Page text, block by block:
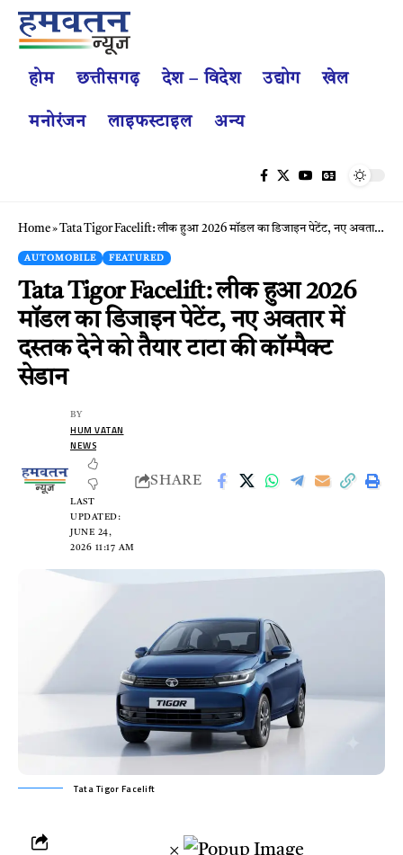
होम छत्तीसगढ़ देश – विदेश उद्योग खेल
मनोरंजन लाइफस्टाइल अन्य
Home»Tata Tigor Facelift: लीक हुआ 2026 मॉडल का डिजाइन पेटेंट, नए अवतार में दस्तक देने को तैयार टाटा की कॉम्पैक्ट सेडान
AUTOMOBILE FEATURED
Tata Tigor Facelift: लीक हुआ 2026
मॉडल का डिजाइन पेटेंट, नए अवतार में
दस्तक देने को तैयार टाटा की कॉम्पैक्ट
सेडान
LAST
UPDATED:
JUNE 24,
2026 11:17 AM
BY
HUM VATAN
NEWS
SHARE
Tata Tigor Facelift
×